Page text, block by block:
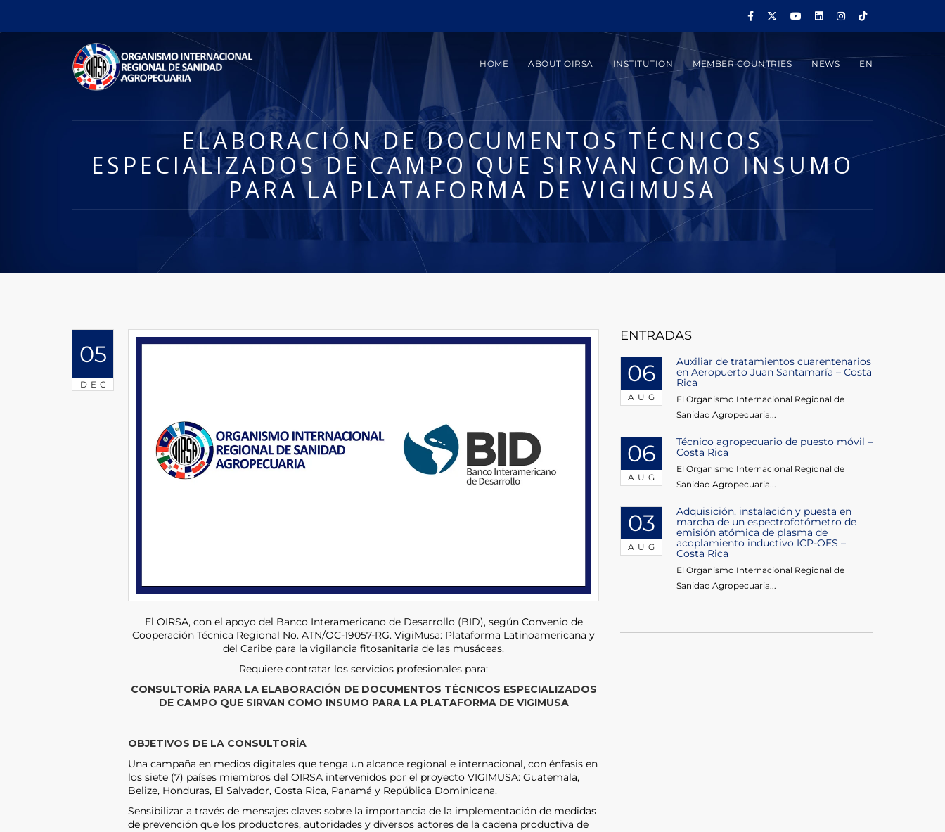
HOME ABOUT OIRSA INSTITUTION MEMBER COUNTRIES NEWS EN
ELABORACIÓN DE DOCUMENTOS TÉCNICOS
ESPECIALIZADOS DE CAMPO QUE SIRVAN COMO INSUMO
PARA LA PLATAFORMA DE VIGIMUSA
05
DEC
El OIRSA, con el apoyo del Banco Interamericano de Desarrollo (BID), según Convenio de
Cooperación Técnica Regional No. ATN/OC-19057-RG. VigiMusa: Plataforma Latinoamericana y
del Caribe para la vigilancia fitosanitaria de las musáceas.
Requiere contratar los servicios profesionales para:
CONSULTORÍA PARA LA ELABORACIÓN DE DOCUMENTOS TÉCNICOS ESPECIALIZADOS
DE CAMPO QUE SIRVAN COMO INSUMO PARA LA PLATAFORMA DE VIGIMUSA
OBJETIVOS DE LA CONSULTORÍA
Una campaña en medios digitales que tenga un alcance regional e internacional, con énfasis en
los siete (7) países miembros del OIRSA intervenidos por el proyecto VIGIMUSA: Guatemala,
Belize, Honduras, El Salvador, Costa Rica, Panamá y República Dominicana.
Sensibilizar a través de mensajes claves sobre la importancia de la implementación de medidas
de prevención que los productores, autoridades y diversos actores de la cadena productiva de
ENTRADAS
06
AUG
Auxiliar de tratamientos cuarentenarios
en Aeropuerto Juan Santamaría – Costa
Rica
El Organismo Internacional Regional de
Sanidad Agropecuaria...
06
AUG
Técnico agropecuario de puesto móvil –
Costa Rica
El Organismo Internacional Regional de
Sanidad Agropecuaria...
03
AUG
Adquisición, instalación y puesta en
marcha de un espectrofotómetro de
emisión atómica de plasma de
acoplamiento inductivo ICP-OES –
Costa Rica
El Organismo Internacional Regional de
Sanidad Agropecuaria...